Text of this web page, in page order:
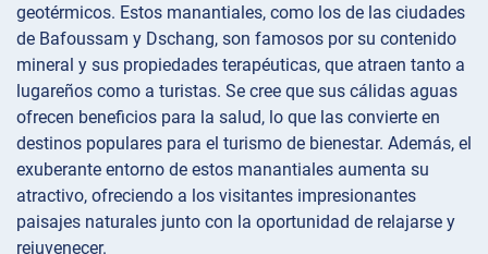
geotérmicos. Estos manantiales, como los de las ciudades
de Bafoussam y Dschang, son famosos por su contenido
mineral y sus propiedades terapéuticas, que atraen tanto a
lugareños como a turistas. Se cree que sus cálidas aguas
ofrecen beneficios para la salud, lo que las convierte en
destinos populares para el turismo de bienestar. Además, el
exuberante entorno de estos manantiales aumenta su
atractivo, ofreciendo a los visitantes impresionantes
paisajes naturales junto con la oportunidad de relajarse y
rejuvenecer.